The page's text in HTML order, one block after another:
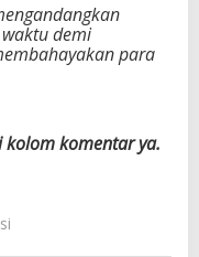
demi
para
kolom komentar ya.